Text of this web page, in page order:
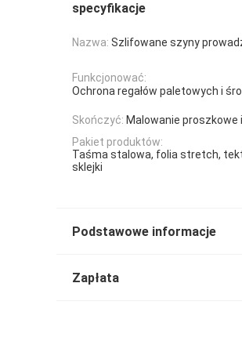
specyfikacje
Nazwa: Szlifowane szyny
Funkcjonować:
Ochrona regałów paletowych i
Skończyć: Malowanie proszkowe
Pakiet produktów:
Taśma stalowa, folia stretch,
sklejki
Podstawowe informacje
Zapłata